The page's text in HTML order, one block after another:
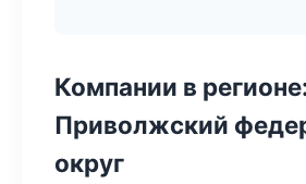
Компании в
Приволжский
округ